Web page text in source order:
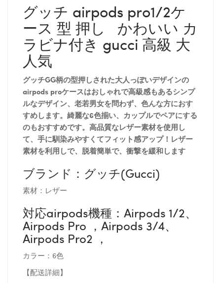
グッチ airpods pro1/2ケ
ース 型 押し かわいい カ
ラビナ付き gucci 高級 大
人気
グッチGG柄の型押しされた大人っぽいデザインの
airpods proケースはおしゃれで高級感もあるシンプ
ルなデザイン、老若男女を問わず、色んな方におす
すめします。綺麗な6色揃い、カップルでペアにする
のもおすすめです。高品質なレザー素材を使用し
て、手に馴染みやすくてフィット感アップ！レザー
素材を利用しで、脱着簡単で、衝撃を緩和します
ブランド：グッチ(Gucci)
素材：レザー
対応airpods機種：Airpods 1/2、
Airpods Pro ，Airpods 3/4、
Airpods Pro2 ，
カラー：6色
【配送詳細】